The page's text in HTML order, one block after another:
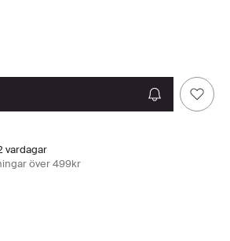
vardagar
över 499kr